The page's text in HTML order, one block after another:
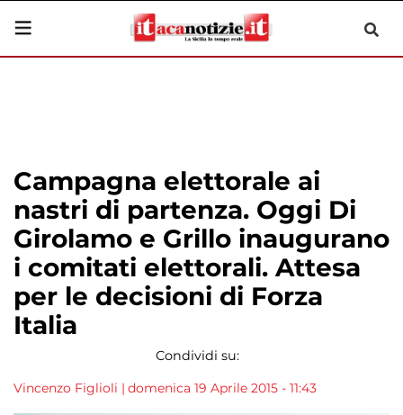
Campagna elettorale ai
nastri di partenza. Oggi Di
Girolamo e Grillo inaugurano
i comitati elettorali. Attesa
per le decisioni di Forza
Italia
Condividi su:
Vincenzo Figlioli | domenica 19 Aprile 2015 - 11:43